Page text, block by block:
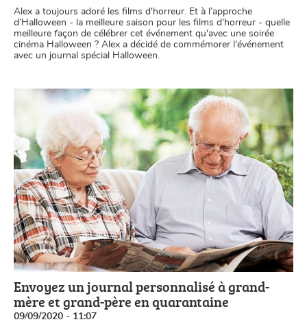
Alex a toujours adoré les films d'horreur. Et à l’approche
d’Halloween - la meilleure saison pour les films d'horreur - quelle
meilleure façon de célébrer cet événement qu'avec une soirée
cinéma Halloween ? Alex a décidé de commémorer l'événement
avec un journal spécial Halloween.
Envoyez un journal personnalisé à grand-
mère et grand-père en quarantaine
09/09/2020 - 11:07